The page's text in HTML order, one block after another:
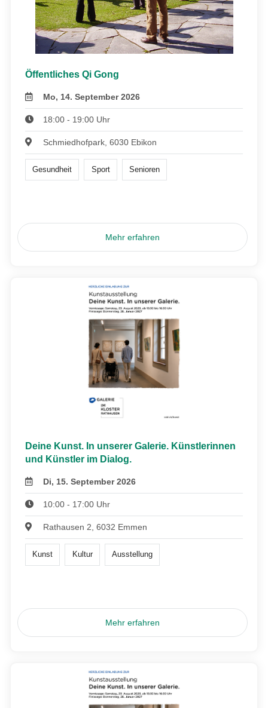
Öffentliches Qi Gong
Mo, 14. September 2026
18:00 - 19:00 Uhr
Schmiedhofpark, 6030 Ebikon
Gesundheit Sport Senioren
Mehr erfahren
Deine Kunst. In unserer Galerie. Künstlerinnen
und Künstler im Dialog.
Di, 15. September 2026
10:00 - 17:00 Uhr
Rathausen 2, 6032 Emmen
Kunst Kultur Ausstellung
Mehr erfahren